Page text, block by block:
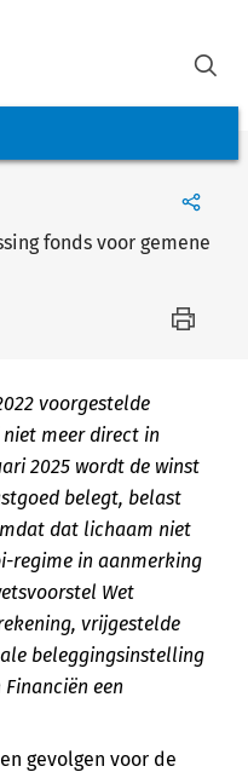
fonds voor gemene
voorgestelde
meer direct in
2025 wordt de winst
belegt, belast
dat lichaam niet
regime in aanmerking
Wet
vrijgestelde
beleggingsinstelling
een
gevolgen voor de